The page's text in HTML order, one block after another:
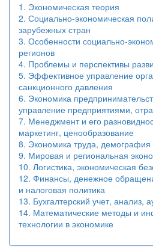
1. Экономическая теория
2. Социально-экономическая
зарубежных стран
3. Особенности социально-
регионов
4. Проблемы и перспективы
5. Эффективное управление
санкционного давления
6. Экономика
управление предприятиями,
7. Менеджмент и его
маркетинг, ценообразование
8. Экономика труда, демография
9. Мировая и региональная
10. Логистика, экономическая
12. Финансы, денежное
и налоговая политика
13. Бухгалтерский учет, анализ,
14. Математические методы и
технологии в экономике